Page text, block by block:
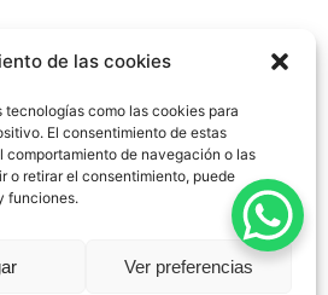
de las cookies
como las cookies para
El consentimiento de estas
de navegación o las
o retirar el consentimiento, puede
funciones.
Ver preferencias